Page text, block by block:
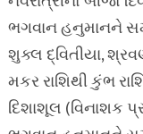
ભગવાન હનુમાનને
શુક્લ દ્વિતીયા,
મકર રાશિથી કુંભ
દિશાશૂલ (વિનાશક